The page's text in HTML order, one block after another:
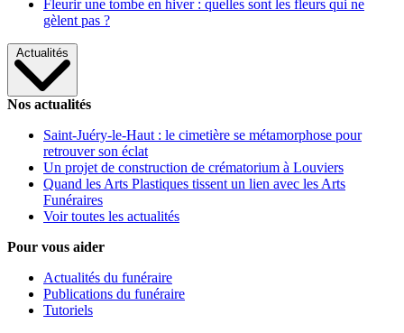
Fleurir une tombe en hiver : quelles sont les fleurs qui ne
gèlent pas ?
Actualités
Nos actualités
Saint-Juéry-le-Haut : le cimetière se métamorphose pour
retrouver son éclat
Un projet de construction de crématorium à Louviers
Quand les Arts Plastiques tissent un lien avec les Arts
Funéraires
Voir toutes les actualités
Pour vous aider
Actualités du funéraire
Publications du funéraire
Tutoriels